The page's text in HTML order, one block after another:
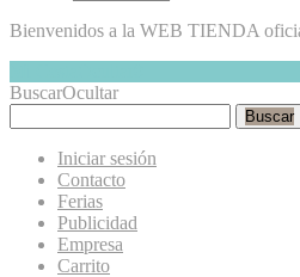
Bienvenidos a la WEB TIENDA
BuscarOcultar
Buscar
Iniciar sesión
Contacto
Ferias
Publicidad
Empresa
Carrito